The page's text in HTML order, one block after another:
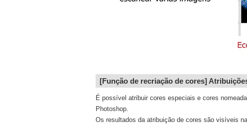
[Função de recriação de cores]
É possível atribuir cores especiais e cores
Photoshop.
Os resultados da atribuição de cores são visíveis